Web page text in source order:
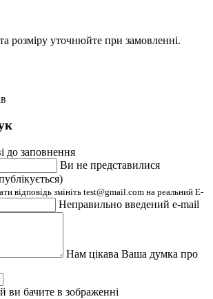
розміру уточнюйте при замовленні.
до заповнення
Ви не представилися
відповідь змініть test@gmail.com на реальний E-
Неправильно введений e-mail
Нам цікава Ваша думка про
ви бачите в зображенні